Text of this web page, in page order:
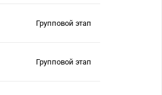
Групповой этап
Групповой этап